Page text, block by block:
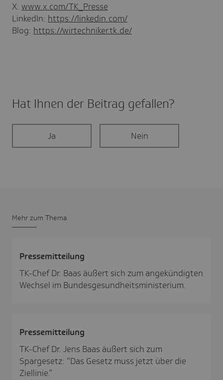
X: www.x.com/TK_Presse
LinkedIn: https://linkedin.com/
Blog: https://wirtechniker.tk.de/
Hat Ihnen der Beitrag gefal­len?
Ja Nein
Mehr zum Thema
Pres­se­mit­tei­lung
TK-Chef Dr. Baas äußert sich zum angekündigten
Wechsel im Bundesgesundheitsministerium.
Pres­se­mit­tei­lung
TK-Chef Dr. Jens Baas äußert sich zum
Spargesetz: “Das Gesetz muss jetzt über die
Ziellinie.”